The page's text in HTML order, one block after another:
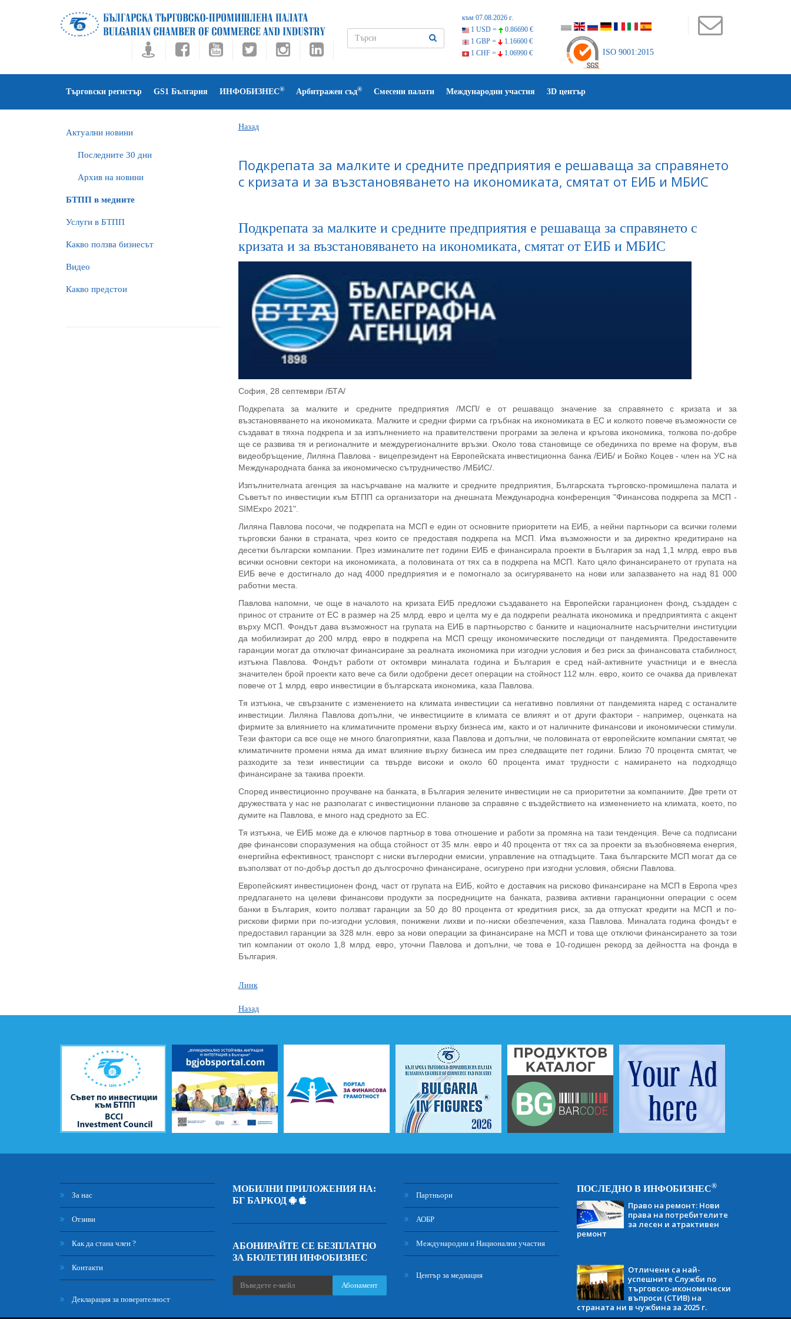
към 07.08.2026 г.
1 USD =
0.86690 €
1 GBP =
1.16600 €
1 CHF =
1.06990 € ISO 9001:2015
Търговски регистър GS1 България ИНФОБИЗНЕС® Арбитражен съд® Смесени палати Международни участия 3D център
Актуални новини
Последните 30 дни
Архив на новини
БTПП в медиите
Услуги в БТПП
Какво ползва бизнесът
Видео
Какво предстои
Назад
Подкрепата за малките и средните предприятия е решаваща за справянето
с кризата и за възстановяването на икономиката, смятат от ЕИБ и МБИС
Подкрепата за малките и средните предприятия е решаваща за справянето с
кризата и за възстановяването на икономиката, смятат от ЕИБ и МБИС
София, 28 септември /БТА/
Подкрепата за малките и средните предприятия /МСП/ е от решаващо значение за справянето с кризата и за
възстановяването на икономиката. Малките и средни фирми са гръбнак на икономиката в ЕС и колкото повече възможности се
създават в тяхна подкрепа и за изпълнението на правителствени програми за зелена и кръгова икономика, толкова по-добре
ще се развива тя и регионалните и междурегионалните връзки. Около това становище се обединиха по време на форум, във
видеобръщение, Лиляна Павлова - вицепрезидент на Европейската инвестиционна банка /ЕИБ/ и Бойко Коцев - член на УС на
Международната банка за икономическо сътрудничество /МБИС/.
Изпълнителната агенция за насърчаване на малките и средните предприятия, Българската търговско-промишлена палата и
Съветът по инвестиции към БТПП са организатори на днешната Международна конференция "Финансова подкрепа за МСП -
SIMExpo 2021".
Лиляна Павлова посочи, че подкрепата на МСП е един от основните приоритети на ЕИБ, а нейни партньори са всички големи
търговски банки в страната, чрез които се предоставя подкрепа на МСП. Има възможности и за директно кредитиране на
десетки български компании. През изминалите пет години ЕИБ е финансирала проекти в България за над 1,1 млрд. евро във
всички основни сектори на икономиката, а половината от тях са в подкрепа на МСП. Като цяло финансирането от групата на
ЕИБ вече е достигнало до над 4000 предприятия и е помогнало за осигуряването на нови или запазването на над 81 000
работни места.
Павлова напомни, че още в началото на кризата ЕИБ предложи създаването на Европейски гаранционен фонд, създаден с
принос от страните от ЕС в размер на 25 млрд. евро и целта му е да подкрепи реалната икономика и предприятията с акцент
върху МСП. Фондът дава възможност на групата на ЕИБ в партньорство с банките и националните насърчителни институции
да мобилизират до 200 млрд. евро в подкрепа на МСП срещу икономическите последици от пандемията. Предоставените
гаранции могат да отключат финансиране за реалната икономика при изгодни условия и без риск за финансовата стабилност,
изтъкна Павлова. Фондът работи от октомври миналата година и България е сред най-активните участници и е внесла
значителен брой проекти като вече са били одобрени десет операции на стойност 112 млн. евро, които се очаква да привлекат
повече от 1 млрд. евро инвестиции в българската икономика, каза Павлова.
Тя изтъкна, че свързаните с изменението на климата инвестиции са негативно повлияни от пандемията наред с останалите
инвестиции. Лиляна Павлова допълни, че инвестициите в климата се влияят и от други фактори - например, оценката на
фирмите за влиянието на климатичните промени върху бизнеса им, както и от наличните финансови и икономически стимули.
Тези фактори са все още не много благоприятни, каза Павлова и допълни, че половината от европейските компании смятат, че
климатичните промени няма да имат влияние върху бизнеса им през следващите пет години. Близо 70 процента смятат, че
разходите за тези инвестиции са твърде високи и около 60 процента имат трудности с намирането на подходящо
финансиране за такива проекти.
Според инвестиционно проучване на банката, в България зелените инвестиции не са приоритетни за компаниите. Две трети от
дружествата у нас не разполагат с инвестиционни планове за справяне с въздействието на изменението на климата, което, по
думите на Павлова, е много над средното за ЕС.
Тя изтъкна, че ЕИБ може да е ключов партньор в това отношение и работи за промяна на тази тенденция. Вече са подписани
две финансови споразумения на обща стойност от 35 млн. евро и 40 процента от тях са за проекти за възобновяема енергия,
енергийна ефективност, транспорт с ниски въглеродни емисии, управление на отпадъците. Така българските МСП могат да се
възползват от по-добър достъп до дългосрочно финансиране, осигурено при изгодни условия, обясни Павлова.
Европейският инвестиционен фонд, част от групата на ЕИБ, който е доставчик на рисково финансиране на МСП в Европа чрез
предлагането на целеви финансови продукти за посредниците на банката, развива активни гаранционни операции с осем
банки в България, които ползват гаранции за 50 до 80 процента от кредитния риск, за да отпускат кредити на МСП и по-
рискови фирми при по-изгодни условия, понижени лихви и по-ниски обезпечения, каза Павлова. Миналата година фондът е
предоставил гаранции за 328 млн. евро за нови операции за финансиране на МСП и това ще отключи финансирането за този
тип компании от около 1,8 млрд. евро, уточни Павлова и допълни, че това е 10-годишен рекорд за дейността на фонда в
България.
Линк
Назад
За нас
Отзиви
Как да стана член ?
Контакти
Декларация за поверителност
МОБИЛНИ ПРИЛОЖЕНИЯ НА:
БГ БАРКОД
АБОНИРАЙТЕ СЕ БЕЗПЛАТНО
ЗА БЮЛЕТИН ИНФОБИЗНЕС
Абонамент
Партньори
АОБР
Международни и Национални участия
Център за медиация
ПОСЛЕДНО В ИНФОБИЗНЕС®
Право на ремонт: Нови
права на потребителите
за лесен и атрактивен
ремонт
Отличени са най-
успешните Служби по
търговско-икономически
въпроси (СТИВ) на
страната ни в чужбина за 2025 г.